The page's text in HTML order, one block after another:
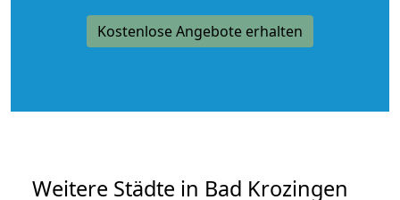
Kostenlose Angebote erhalten
Weitere Städte in Bad Krozingen